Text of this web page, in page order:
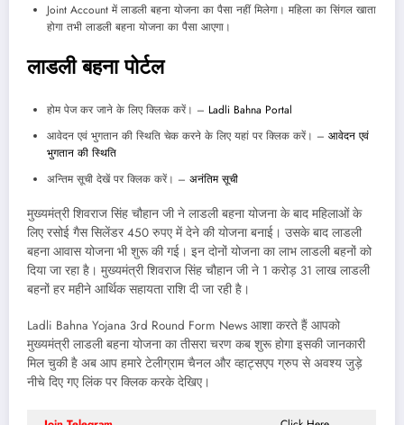
Joint Account में लाडली बहना योजना का पैसा नहीं मिलेगा। महिला का सिंगल खाता
होगा तभी लाडली बहना योजना का पैसा आएगा।
लाडली बहना पोर्टल
होम पेज कर जाने के लिए क्लिक करें। – Ladli Bahna Portal
आवेदन एवं भुगतान की स्थिति चेक करने के लिए यहां पर क्लिक करें। – आवेदन एवं
भुगतान की स्थिति
अन्तिम सूची देखें पर क्लिक करें। – अनंतिम सूची
मुख्यमंत्री शिवराज सिंह चौहान जी ने लाडली बहना योजना के बाद महिलाओं के
लिए रसोई गैस सिलेंडर 450 रुपए में देने की योजना बनाई। उसके बाद लाडली
बहना आवास योजना भी शुरू की गई। इन दोनों योजना का लाभ लाडली बहनों को
दिया जा रहा है। मुख्यमंत्री शिवराज सिंह चौहान जी ने 1 करोड़ 31 लाख लाडली
बहनों हर महीने आर्थिक सहायता राशि दी जा रही है।
Ladli Bahna Yojana 3rd Round Form News आशा करते हैं आपको
मुख्यमंत्री लाडली बहना योजना का तीसरा चरण कब शुरू होगा इसकी जानकारी
मिल चुकी है अब आप हमारे टेलीग्राम चैनल और व्हाट्सएप ग्रुप से अवश्य जुड़े
नीचे दिए गए लिंक पर क्लिक करके देखिए।